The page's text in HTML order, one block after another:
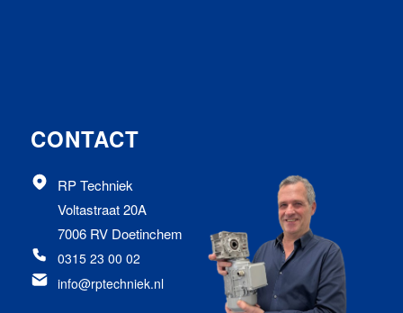
CONTACT
RP Techniek
Voltastraat 20A
7006 RV Doetinchem
0315 23 00 02
info@rptechniek.nl